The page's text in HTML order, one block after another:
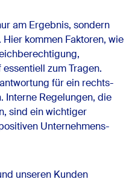
am Ergebnis, sondern
kommen Faktoren, wie
zum Tragen.
für ein rechts-
Interne Regelungen, die
sind ein wichtiger
Unternehmens-
unseren Kunden